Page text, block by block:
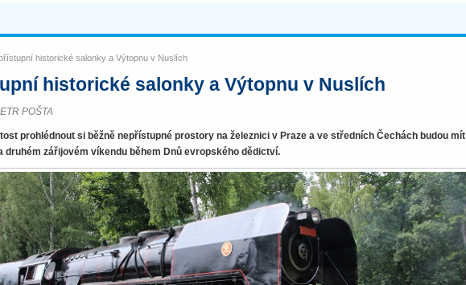
historické salonky a Výtopnu v Nuslích
historické salonky a Výtopnu v Nuslích
POŠTA
prohlédnout si běžně nepřístupné prostory na železnici v Praze a ve středních Čechách budou mít
druhém zářijovém víkendu během Dnů evropského dědictví.